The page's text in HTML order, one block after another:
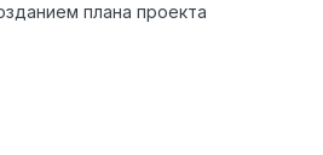
плана проекта